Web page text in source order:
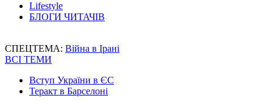
Lifestyle
БЛОГИ ЧИТАЧІВ
СПЕЦТЕМА: Війна в Ірані
ВСІ ТЕМИ
Вступ України в ЄС
Теракт в Барселоні